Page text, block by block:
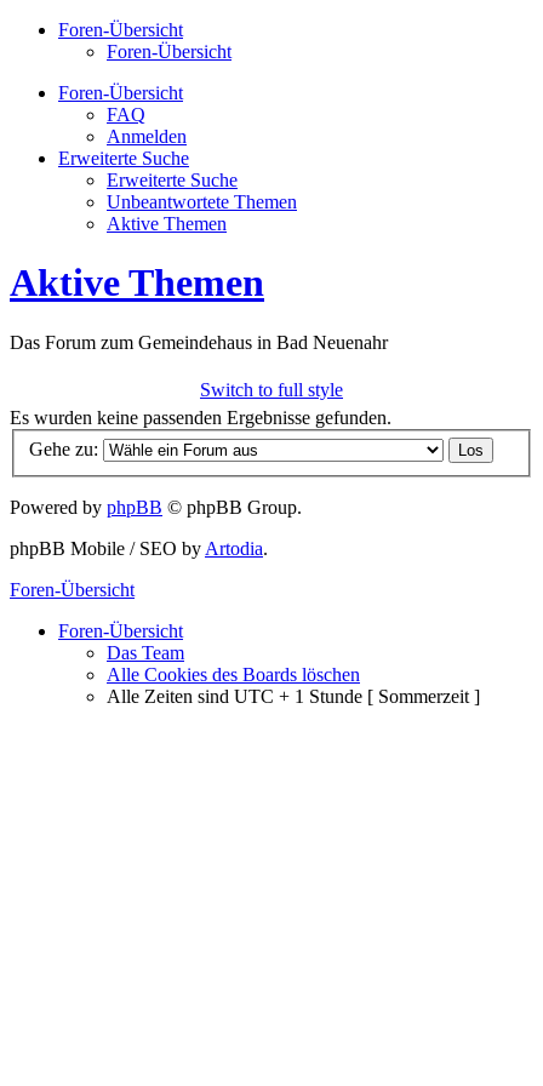
Foren-Übersicht
Foren-Übersicht
Foren-Übersicht
FAQ
Anmelden
Erweiterte Suche
Erweiterte Suche
Unbeantwortete Themen
Aktive Themen
Aktive Themen
Das Forum zum Gemeindehaus in Bad Neuenahr
Switch to full style
Es wurden keine passenden Ergebnisse gefunden.
Gehe zu:
Powered by phpBB © phpBB Group.
phpBB Mobile / SEO byArtodia.
Foren-Übersicht
Foren-Übersicht
Das Team
Alle Cookies des Boards löschen
Alle Zeiten sind UTC + 1 Stunde [ Sommerzeit ]